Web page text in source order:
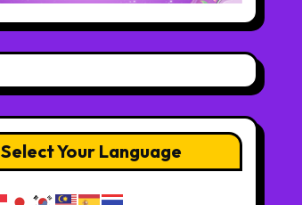
Select Your Language